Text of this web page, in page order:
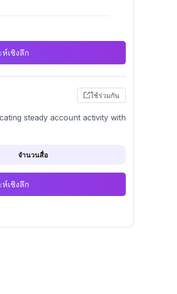
เชิงลึก
ใช้ร่วมกัน
steady account activity with
จำนวนสื่อ
เชิงลึก